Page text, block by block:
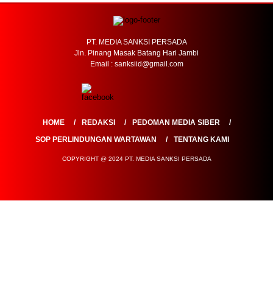
PT. MEDIA SANKSI PERSADA
Jln. Pinang Masak Batang Hari Jambi
Email : sanksiid@gmail.com
HOME REDAKSI
PEDOMAN MEDIA SIBER
SOP PERLINDUNGAN WARTAWAN
TENTANG KAMI